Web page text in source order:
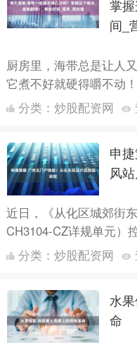
掌
间_
厨房里，海带总是让人
它煮不好就硬得嚼不动
是否也纠结过：“海带一
这篇科普....
分类： 炒股配资网
申
风
近日，《从化区城郊街
CH3104-CZ详规单元）
划》）经第四届广州市
分类： 炒股配资网
水
命